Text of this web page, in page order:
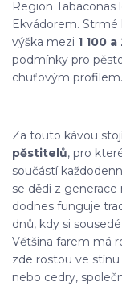
Region Tabaconas
Ekvádorem. Strmé
výška mezi 1 100
podmínky pro
chuťovým profilem.
Za touto kávou
pěstitelů, pro
součástí
se dědí z
dodnes funguje
dnů, kdy si
Většina farem má
zde rostou ve
nebo cedry,